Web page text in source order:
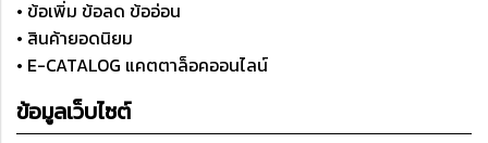
• ข้อเพิ่ม ข้อลด ข้ออ่อน
• สินค้ายอดนิยม
• E-CATALOG แคตตาล็อคออนไลน์
ข้อมูลเว็บไซต์